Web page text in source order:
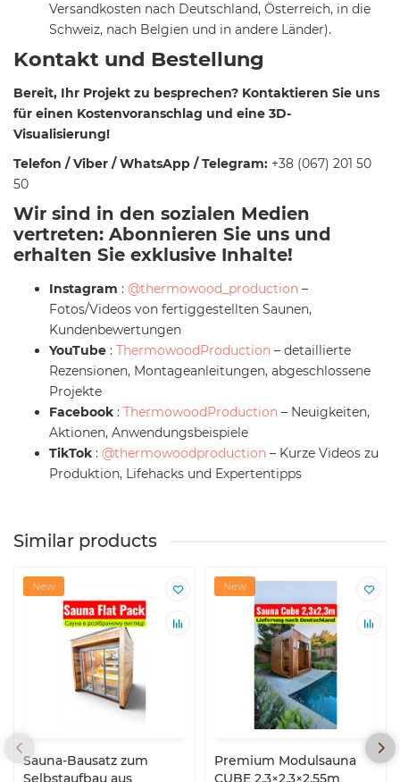
Versandkosten nach Deutschland, Österreich, in die
Schweiz, nach Belgien und in andere Länder).
Kontakt und Bestellung
Bereit, Ihr Projekt zu besprechen? Kontaktieren Sie uns
für einen Kostenvoranschlag und eine 3D-
Visualisierung!
Telefon / Viber / WhatsApp / Telegram: +38 (067) 201 50
50
Wir sind in den sozialen Medien
vertreten: Abonnieren Sie uns und
erhalten Sie exklusive Inhalte!
Instagram : @thermowood_production –
Fotos/Videos von fertiggestellten Saunen,
Kundenbewertungen
YouTube : ThermowoodProduction – detaillierte
Rezensionen, Montageanleitungen, abgeschlossene
Projekte
Facebook : ThermowoodProduction – Neuigkeiten,
Aktionen, Anwendungsbeispiele
TikTok : @thermowoodproduction – Kurze Videos zu
Produktion, Lifehacks und Expertentipps
Similar products
New
Sauna-Bausatz zum
Selbstaufbau aus
New
Premium Modulsauna
CUBE 2,3×2,3×2,55m